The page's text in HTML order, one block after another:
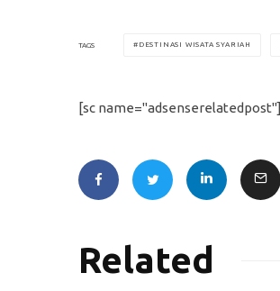
TAGS DESTINASI WISATA SYARIAH
[sc name="adsenserelatedpost"]
Related